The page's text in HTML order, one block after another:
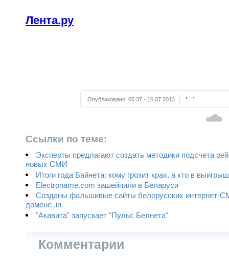
Лента.ру
Опубликовано: 05:37 - 10.07.2013
Ссылки по теме:
Эксперты предлагают создать методики подсчета
новых СМИ
Итоги года Байнета: кому грозит крах, а кто в
Electroname.com зашейпили в Беларуси
Созданы фальшивые сайты белорусских интернет-
домене .in
"Акавита" запускает "Пульс Белнета"
Комментарии